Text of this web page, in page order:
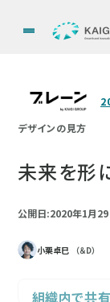
デザインの見方
未来を形
公開日:2020年1月29
小栗卓巳 （＆D）
組織内で共有